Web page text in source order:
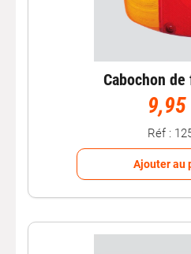
Cabochon
Réf :
Ajouter au